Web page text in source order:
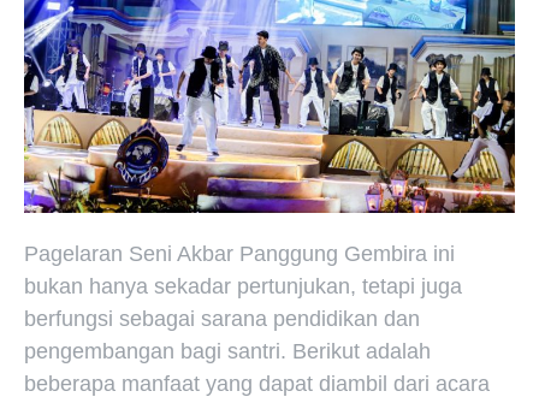
Pagelaran Seni Akbar Panggung Gembira ini
bukan hanya sekadar pertunjukan, tetapi juga
berfungsi sebagai sarana pendidikan dan
pengembangan bagi santri. Berikut adalah
beberapa manfaat yang dapat diambil dari acara